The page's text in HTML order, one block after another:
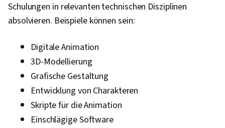
Schulungen in relevanten technischen Disziplinen
absolvieren. Beispiele können sein:
Digitale Animation
3D-Modellierung
Grafische Gestaltung
Entwicklung von Charakteren
Skripte für die Animation
Einschlägige Software